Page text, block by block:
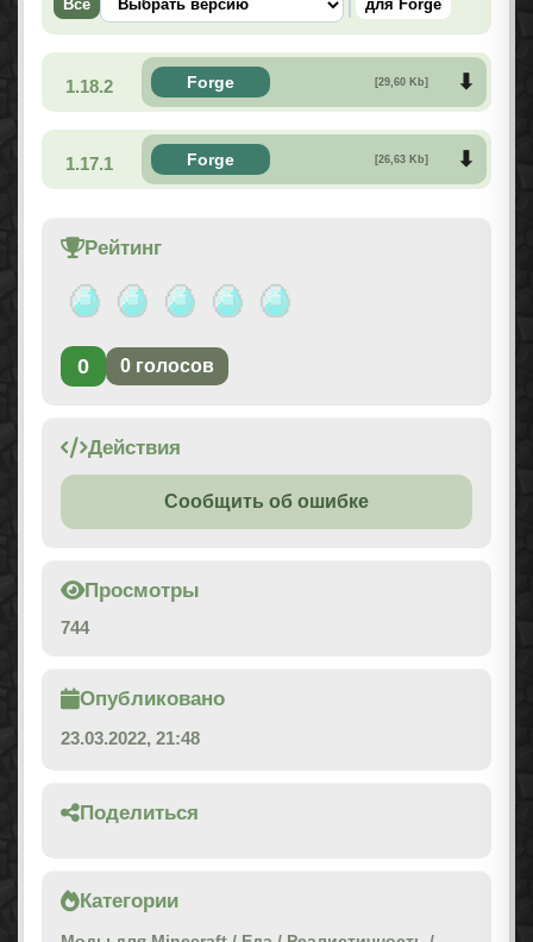
Все для Forge
1.18.2 Forge [29,60 Kb]
1.17.1 Forge [26,63 Kb]
Рейтинг
0 0 голосов
Действия
Сообщить об ошибке
Просмотры
744
Опубликовано
23.03.2022, 21:48
Поделиться
Категории